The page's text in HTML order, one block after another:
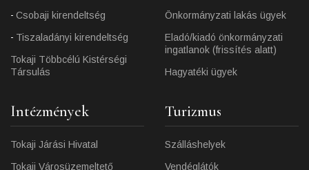
Csobaji kirendeltség
Tiszaladányi kirendeltség
Tokaji Többcélú Kistérségi
Társulás
Önkormányzati lakás ügyek
Eladó/kiadó önkormányzati
ingatlanok (frissítés alatt)
Hagyatéki ügyek
Intézmények
Tokaji Járási Hivatal
Tokaji Városüzemeltető
Turizmus
Szálláshelyek
Vendéglátók